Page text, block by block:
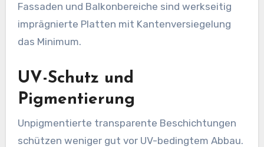
Fassaden und Balkonbereiche sind werkseitig
imprägnierte Platten mit Kantenversiegelung
das Minimum.
UV-Schutz und
Pigmentierung
Unpigmentierte transparente Beschichtungen
schützen weniger gut vor UV-bedingtem Abbau.